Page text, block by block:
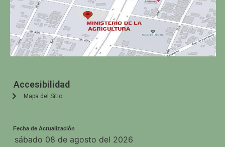
Accesibilidad
Mapa del Sitio
Fecha de Actualización
sábado 08 de agosto del 2026